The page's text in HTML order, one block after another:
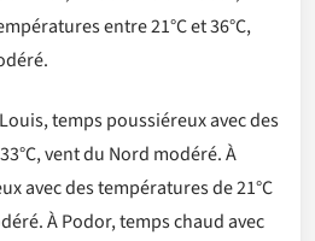
entre 21°C et 36°C,
temps poussiéreux avec des
vent du Nord modéré. À
avec des températures de 21°C
À Podor, temps chaud avec